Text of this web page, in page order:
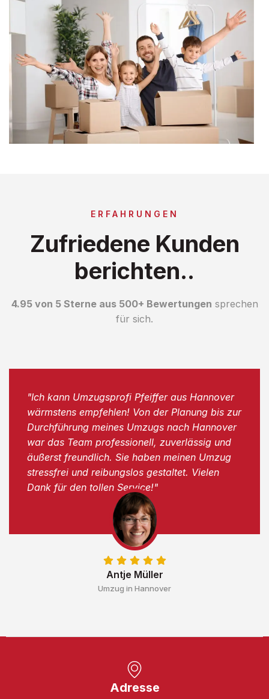
ERFAHRUNGEN
Zufriedene Kunden
berichten..
4.95 von 5 Sterne aus 500+ Bewertungen sprechen
für sich.
Antje Müller
Umzug in Hannover
"Ich kann Umzugsprofi Pfeiffer aus Hannover
wärmstens empfehlen! Von der Planung bis zur
Durchführung meines Umzugs nach Hannover
war das Team professionell, zuverlässig und
äußerst freundlich. Sie haben meinen Umzug
stressfrei und reibungslos gestaltet. Vielen
Dank für den tollen Service!"
Adresse